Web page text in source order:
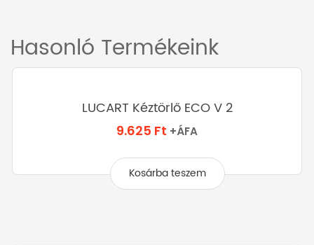
Hasonló Termékeink
LUCART Kéztörlő ECO V 2
9.625 Ft +ÁFA
Kosárba teszem